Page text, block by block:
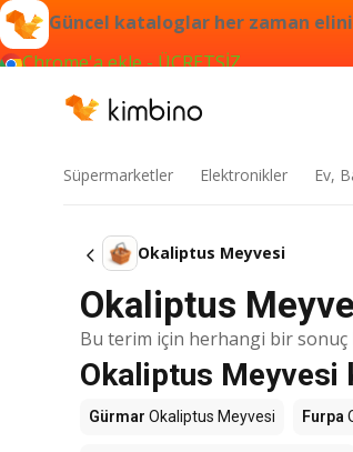
Güncel kataloglar her zaman
Chrome'a ekle - ÜCRETSİZ
Süpermarketler Elektronikler Ev,
Okaliptus Meyvesi
Okaliptus
Bu terim için herhangi bir sonuç
Okaliptus Meyvesi
Gürmar Okaliptus Meyvesi Furpa